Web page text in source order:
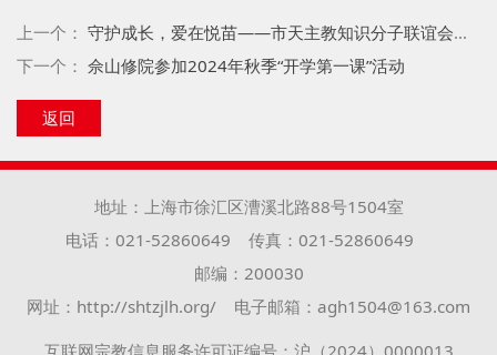
上一个：守护成长，爱在悦苗——市天主教知识分子联谊会为悦苗园学生健康体检纪实
下一个：佘山修院参加2024年秋季“开学第一课”活动
返回
地址：上海市徐汇区漕溪北路88号1504室
电话：021-52860649
传真：021-52860649
邮编：200030
网址：http://shtzjlh.org/
电子邮箱：agh1504@163.com
互联网宗教信息服务许可证编号：沪（2024）0000013